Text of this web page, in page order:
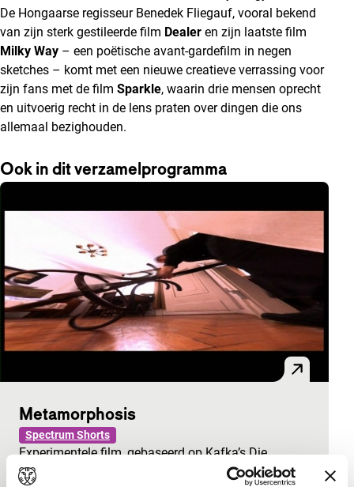
De Hongaarse regisseur Benedek Fliegauf, vooral bekend
van zijn sterk gestileerde film Dealer en zijn laatste film
Milky Way – een poëtische avant-gardefilm in negen
sketches – komt met een nieuwe creatieve verrassing voor
zijn fans met de film Sparkle, waarin drie mensen oprecht
en uitvoerig recht in de lens praten over dingen die ons
allemaal bezighouden.
Ook in dit verzamelprogramma
Metamorphosis
Spectrum Shorts
Experimentele film, gebaseerd op Kafka’s Die
Verwandlung, het verhaal over Gregor die in een